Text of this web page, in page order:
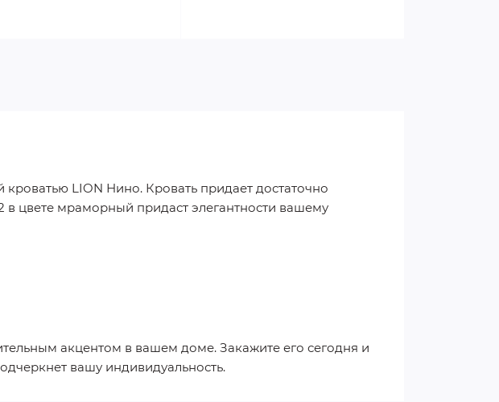
LION Нино. Кровать придает достаточно
в цвете мраморный придаст элегантности вашему
акцентом в вашем доме. Закажите его сегодня и
вашу индивидуальность.